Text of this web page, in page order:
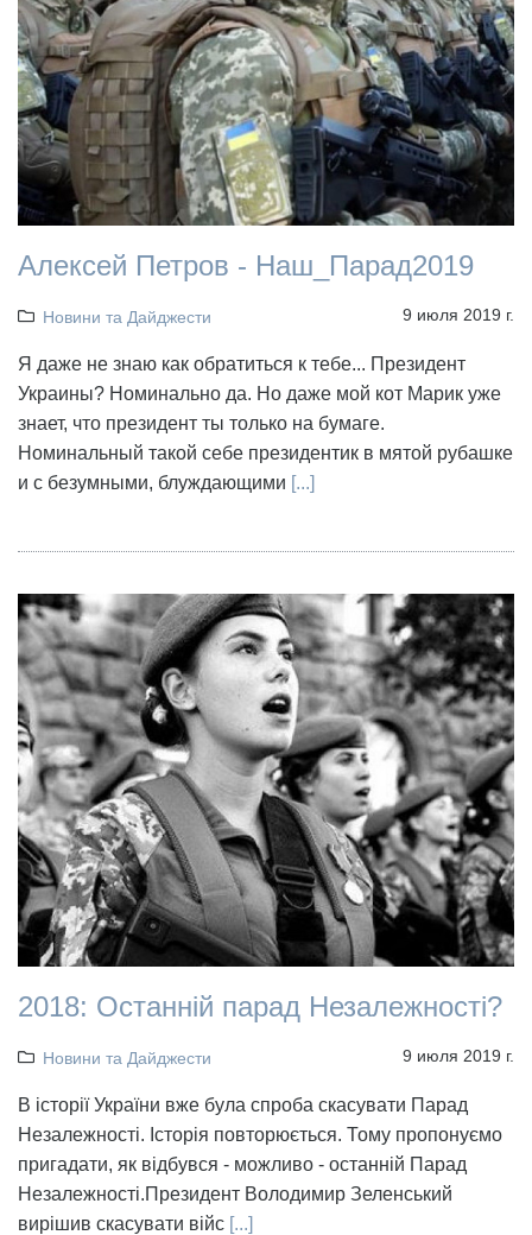
Алексей Петров - Наш_Парад2019
Новини та Дайджести 9 июля 2019 г.
Я даже не знаю как обратиться к тебе... Президент
Украины? Номинально да. Но даже мой кот Марик уже
знает, что президент ты только на бумаге.
Номинальный такой себе президентик в мятой рубашке
и с безумными, блуждающими [...]
2018: Останній парад Незалежності?
Новини та Дайджести 9 июля 2019 г.
В історії України вже була спроба скасувати Парад
Незалежності. Історія повторюється. Тому пропонуємо
пригадати, як відбувся - можливо - останній Парад
Незалежності.Президент Володимир Зеленський
вирішив скасувати війс [...]